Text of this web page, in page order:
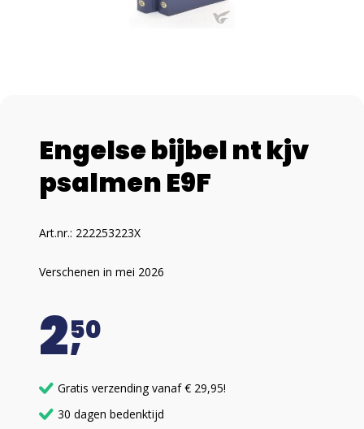
Engelse bijbel nt kjv
psalmen E9F
Art.nr.: 222253223X
Verschenen in mei 2026
250
Gratis verzending vanaf € 29,95!
30 dagen bedenktijd